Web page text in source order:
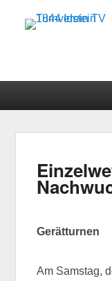
Gerätturnen
Am Samstag,